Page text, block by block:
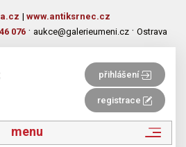
| www.antiksrnec.cz
076 · aukce@galerieumeni.cz · Ostrava
přihlášení
registrace
menu